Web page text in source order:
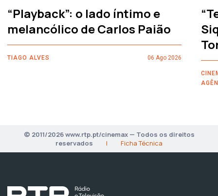
“Playback”: o lado íntimo e
melancólico de Carlos Paião
TIAGO ALVES 06 Ago 2026
© 2011/2026 www.rtp.pt/cinemax — Todos os direitos
reservados
| Ficha Técnica